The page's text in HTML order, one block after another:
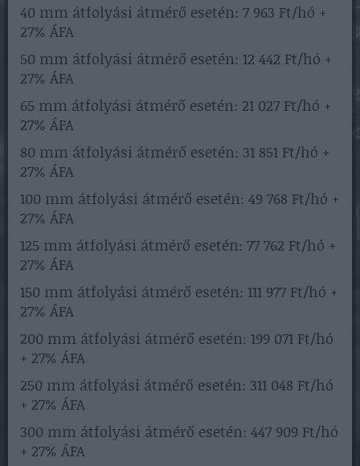
40 mm átfolyási átmérő esetén: 7 963 Ft/hó +
27% ÁFA
50 mm átfolyási átmérő esetén: 12 442 Ft/hó +
27% ÁFA
65 mm átfolyási átmérő esetén: 21 027 Ft/hó +
27% ÁFA
80 mm átfolyási átmérő esetén: 31 851 Ft/hó +
27% ÁFA
100 mm átfolyási átmérő esetén: 49 768 Ft/hó +
27% ÁFA
125 mm átfolyási átmérő esetén: 77 762 Ft/hó +
27% ÁFA
150 mm átfolyási átmérő esetén: 111 977 Ft/hó +
27% ÁFA
200 mm átfolyási átmérő esetén: 199 071 Ft/hó
+ 27% ÁFA
250 mm átfolyási átmérő esetén: 311 048 Ft/hó
+ 27% ÁFA
300 mm átfolyási átmérő esetén: 447 909 Ft/hó
+ 27% ÁFA